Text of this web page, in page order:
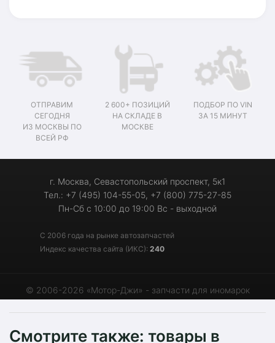
ОТПРАВИМ
СЕГОДНЯ
ИЗ МОСКВЫ ПО
ВСЕЙ РФ
2 600+ ПОЗИЦИЙ
НА СКЛАДЕ В
МОСКВЕ
ПОДБОР ПО VIN
ЗА 15 МИНУТ
г. Москва, Севастопольский проспект, 5к1
Тел.: +7 (495) 104-55-05, +7 (800) 775-27-85
Пн-Сб с 10:00 до 19:00 Вс - выходной
С 2006 года на рынке автозапчастей
Индекс качества сайта (ИКС): 240
© 2006-2026 «Мотор-Джи» - запчасти для иномарок
Смотрите также: товары в